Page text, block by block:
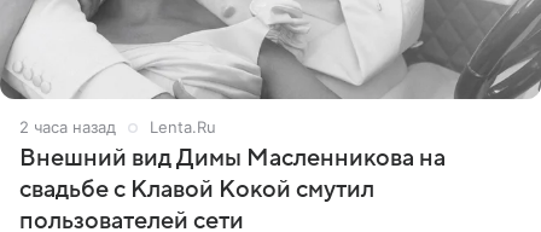
2 часа назад Lenta.Ru
Внешний вид Димы Масленникова на
свадьбе с Клавой Кокой смутил
пользователей сети